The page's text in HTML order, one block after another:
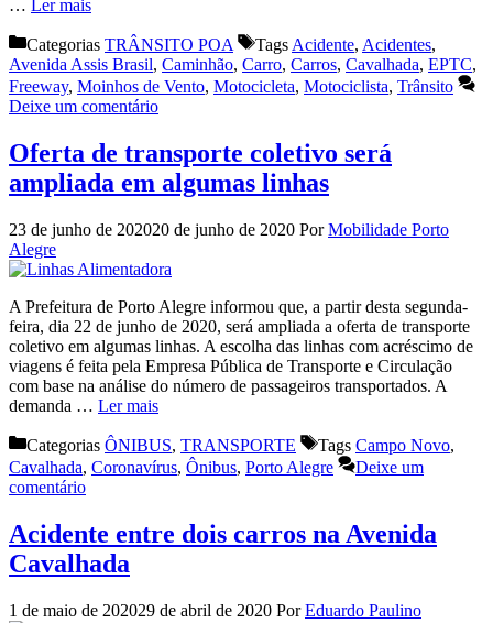
… Ler mais
Categorias TRÂNSITO POA Tags Acidente, Acidentes,
Avenida Assis Brasil, Caminhão, Carro, Carros, Cavalhada, EPTC,
Freeway, Moinhos de Vento, Motocicleta, Motociclista, Trânsito
Deixe um comentário
Oferta de transporte coletivo será
ampliada em algumas linhas
23 de junho de 202020 de junho de 2020 PorMobilidade Porto
Alegre
A Prefeitura de Porto Alegre informou que, a partir desta segunda-
feira, dia 22 de junho de 2020, será ampliada a oferta de transporte
coletivo em algumas linhas. A escolha das linhas com acréscimo de
viagens é feita pela Empresa Pública de Transporte e Circulação
com base na análise do número de passageiros transportados. A
demanda … Ler mais
Categorias ÔNIBUS, TRANSPORTE Tags Campo Novo,
Cavalhada, Coronavírus, Ônibus, Porto Alegre
Deixe um
comentário
Acidente entre dois carros na Avenida
Cavalhada
1 de maio de 202029 de abril de 2020 PorEduardo Paulino